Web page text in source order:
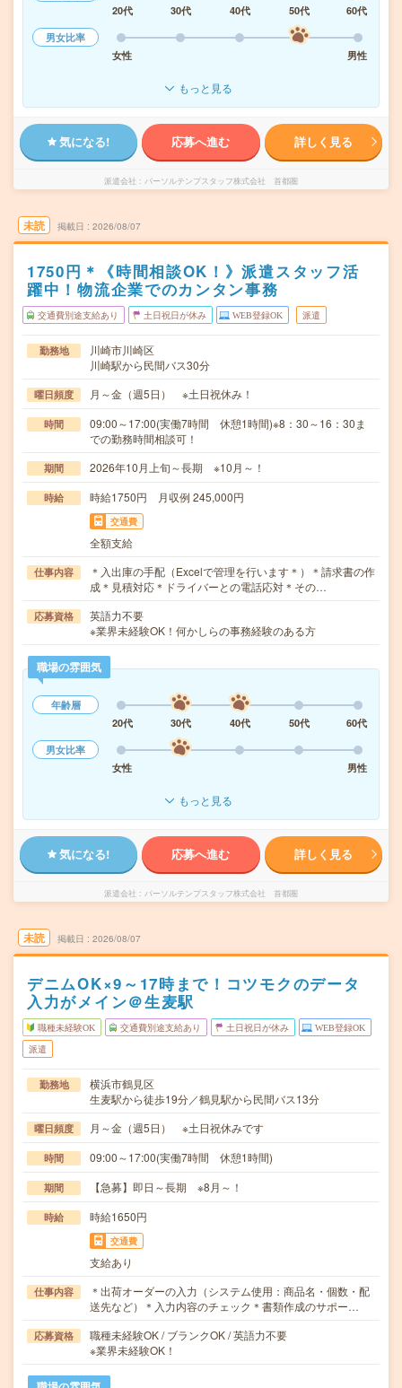
20代
30代 40代 50代
60代
男女比率
女性
男性
もっと見る
気になる! 応募へ進む 詳しく見る
派遣会社 パーソルテンプスタッフ株式会社 首都圏
未読 掲載日 2026/08/07
1750円＊《時間相談OK！》派遣スタッフ活
躍中！物流企業でのカンタン事務
交通費別途支給あり 土日祝日が休み WEB登録OK 派遣
勤務地
川崎市川崎区
川崎駅から民間バス30分
曜日頻度 月～金（週5日） ※土日祝休み！
時間
09:00～17:00(実働7時間 休憩1時間)※8：30～16：30ま
での勤務時間相談可！
期間 2026年10月上旬～長期 ※10月～！
時給 時給1750円 月収例 245,000円
交通費
全額支給
仕事内容
＊入出庫の手配（Excelで管理を行います＊）＊請求書の作
成＊見積対応＊ドライバーとの電話応対＊その…
応募資格
英語力不要
※業界未経験OK！何かしらの事務経験のある方
職場の雰囲気
年齢層
20代
30代 40代 50代
60代
男女比率
女性
男性
もっと見る
気になる! 応募へ進む 詳しく見る
派遣会社 パーソルテンプスタッフ株式会社 首都圏
未読 掲載日 2026/08/07
デニムOK×9～17時まで！コツモクのデータ
入力がメイン＠生麦駅
職種未経験OK 交通費別途支給あり 土日祝日が休み WEB登録OK
派遣
勤務地
横浜市鶴見区
生麦駅から徒歩19分／鶴見駅から民間バス13分
曜日頻度 月～金（週5日） ※土日祝休みです
時間 09:00～17:00(実働7時間 休憩1時間)
期間 【急募】即日～長期 ※8月～！
時給 時給1650円
交通費
支給あり
仕事内容
＊出荷オーダーの入力（システム使用：商品名・個数・配
送先など）＊入力内容のチェック＊書類作成のサポー…
応募資格
職種未経験OK / ブランクOK / 英語力不要
※業界未経験OK！